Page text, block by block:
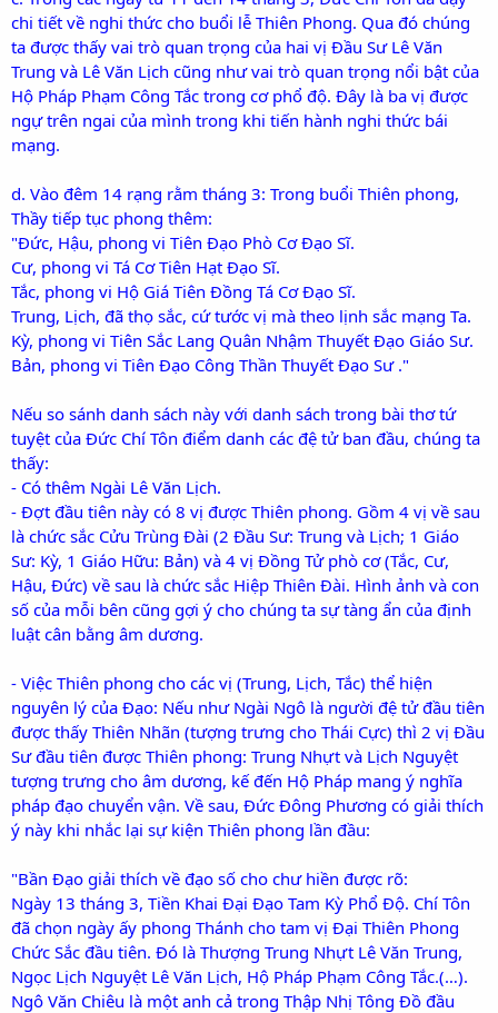
chi tiết về nghi thức cho buổi lễ Thiên Phong. Qua đó chúng
ta được thấy vai trò quan trọng của hai vị Đầu Sư Lê Văn
Trung và Lê Văn Lịch cũng như vai trò quan trọng nổi bật của
Hộ Pháp Phạm Công Tắc trong cơ phổ độ. Đây là ba vị được
ngự trên ngai của mình trong khi tiến hành nghi thức bái
mạng.
d. Vào đêm 14 rạng rằm tháng 3: Trong buổi Thiên phong,
Thầy tiếp tục phong thêm:
"Đức, Hậu, phong vi Tiên Đạo Phò Cơ Đạo Sĩ.
Cư, phong vi Tá Cơ Tiên Hạt Đạo Sĩ.
Tắc, phong vi Hộ Giá Tiên Đồng Tá Cơ Đạo Sĩ.
Trung, Lịch, đã thọ sắc, cứ tước vị mà theo lịnh sắc mạng Ta.
Kỳ, phong vi Tiên Sắc Lang Quân Nhậm Thuyết Đạo Giáo Sư.
Bản, phong vi Tiên Đạo Công Thần Thuyết Đạo Sư ."
Nếu so sánh danh sách này với danh sách trong bài thơ tứ
tuyệt của Đức Chí Tôn điểm danh các đệ tử ban đầu, chúng ta
thấy:
- Có thêm Ngài Lê Văn Lịch.
- Đợt đầu tiên này có 8 vị được Thiên phong. Gồm 4 vị về sau
là chức sắc Cửu Trùng Đài (2 Đầu Sư: Trung và Lịch; 1 Giáo
Sư: Kỳ, 1 Giáo Hữu: Bản) và 4 vị Đồng Tử phò cơ (Tắc, Cư,
Hậu, Đức) về sau là chức sắc Hiệp Thiên Đài. Hình ảnh và con
số của mỗi bên cũng gợi ý cho chúng ta sự tàng ẩn của định
luật cân bằng âm dương.
- Việc Thiên phong cho các vị (Trung, Lịch, Tắc) thể hiện
nguyên lý của Đạo: Nếu như Ngài Ngô là người đệ tử đầu tiên
được thấy Thiên Nhãn (tượng trưng cho Thái Cực) thì 2 vị Đầu
Sư đầu tiên được Thiên phong: Trung Nhựt và Lịch Nguyệt
tượng trưng cho âm dương, kế đến Hộ Pháp mang ý nghĩa
pháp đạo chuyển vận. Về sau, Đức Đông Phương có giải thích
ý này khi nhắc lại sự kiện Thiên phong lần đầu:
"Bần Đạo giải thích về đạo số cho chư hiền được rõ:
Ngày 13 tháng 3, Tiền Khai Đại Đạo Tam Kỳ Phổ Độ. Chí Tôn
đã chọn ngày ấy phong Thánh cho tam vị Đại Thiên Phong
Chức Sắc đầu tiên. Đó là Thượng Trung Nhựt Lê Văn Trung,
Ngọc Lịch Nguyệt Lê Văn Lịch, Hộ Pháp Phạm Công Tắc.(…).
Ngô Văn Chiêu là một anh cả trong Thập Nhị Tông Đồ đầu